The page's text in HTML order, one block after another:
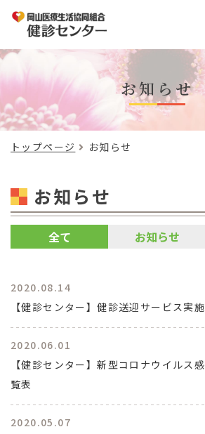
お知らせ
トップページ お知らせ
お知らせ
全て お知らせ
2020.08.14
【健診センター】健診送迎サービス実施
2020.06.01
【健診センター】新型コロナウイルス
覧表
2020.05.07